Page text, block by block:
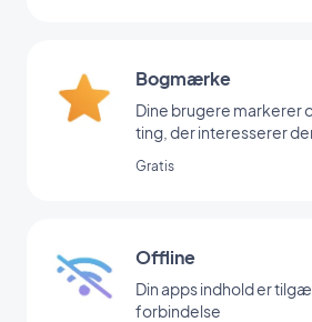
Bogmærke
Dine brugere markerer
ting, der interesserer
Gratis
Offline
Din apps indhold er
forbindelse